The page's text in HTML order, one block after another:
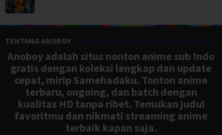
TENTANG ANOBOY
Anoboy adalah situs nonton anime sub Indo
gratis dengan koleksi lengkap dan update
cepat, mirip Samehadaku. Tonton anime
terbaru, ongoing, dan batch dengan
kualitas HD tanpa ribet. Temukan judul
favoritmu dan nikmati streaming anime
terbaik kapan saja.